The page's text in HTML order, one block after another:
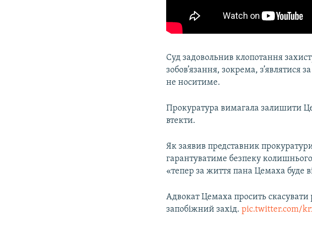
Суд задовольнив клопотання
зобов’язання, зокрема, з’являтися
не носитиме.
Прокуратура вимагала залишити
втекти.
Як заявив представник
гарантуватиме безпеку
«тепер за життя пана Цемаха буде
Адвокат Цемаха просить скасувати
запобіжний захід.pic.twitter.com/